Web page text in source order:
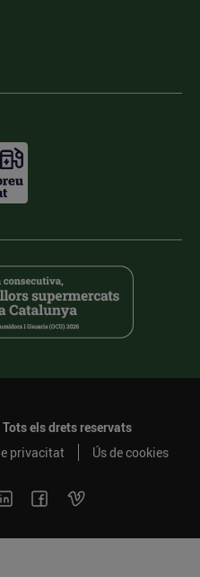
Tots els drets reservats
privacitat Ús de cookies